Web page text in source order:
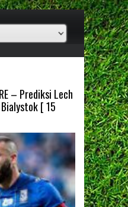
– Prediksi Lech
[ 15